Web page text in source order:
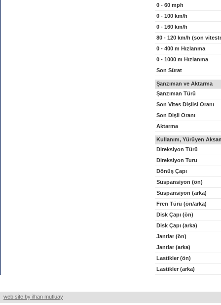
0 - 60 mph
0 - 100 km/h
0 - 160 km/h
80 - 120 km/h (son
0 - 400 m Hızlanma
0 - 1000 m Hızlanma
Son Sürat
Şanzıman ve Aktarma
Şanzıman Türü
Son Vites Dişlisi Oranı
Son Dişli Oranı
Aktarma
Kullanım, Yürüyen
Direksiyon Türü
Direksiyon Turu
Dönüş Çapı
Süspansiyon (ön)
Süspansiyon (arka)
Fren Türü (ön/arka)
Disk Çapı (ön)
Disk Çapı (arka)
Jantlar (ön)
Jantlar (arka)
Lastikler (ön)
Lastikler (arka)
web site by ilhan mutluay